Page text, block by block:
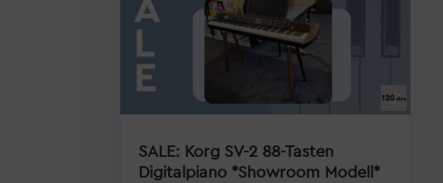
SALE: Korg SV-2 88-Tasten
Digitalpiano *Showroom Modell*